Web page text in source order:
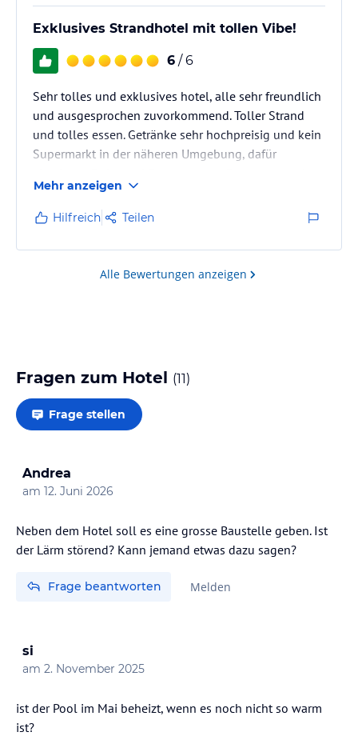
Exklusives Strandhotel mit tollen Vibe!
6 / 6
Sehr tolles und exklusives hotel, alle sehr freundlich
und ausgesprochen zuvorkommend. Toller Strand
und tolles essen. Getränke sehr hochpreisig und kein
Supermarkt in der näheren Umgebung, dafür
und Zimmer zu hellhörig.
Mehr anzeigen
Hilfreich Teilen
Alle Bewertungen anzeigen
Fragen zum Hotel (11)
Frage stellen
Andrea
am 12. Juni 2026
Neben dem Hotel soll es eine grosse Baustelle geben. Ist
der Lärm störend? Kann jemand etwas dazu sagen?
Frage beantworten Melden
si
am 2. November 2025
ist der Pool im Mai beheizt, wenn es noch nicht so warm
ist?